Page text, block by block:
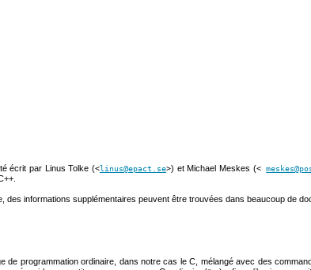
écrit par Linus Tolke (<linus@epact.se>) et Michael Meskes (<
informations supplémentaires peuvent être trouvées dans beaucoup de
programmation ordinaire, dans notre cas le C, mélangé avec des